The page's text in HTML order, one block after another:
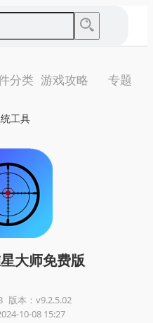
分类 游戏攻略 专题
工具
大师免费版
版本：v9.2.5.02
10-08 15:27